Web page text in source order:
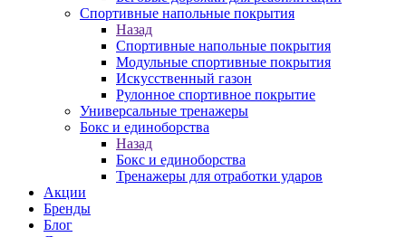
Спортивные напольные покрытия
Назад
Спортивные напольные покрытия
Модульные спортивные покрытия
Искусственный газон
Рулонное спортивное покрытие
Универсальные тренажеры
Бокс и единоборства
Назад
Бокс и единоборства
Тренажеры для отработки ударов
Акции
Бренды
Блог